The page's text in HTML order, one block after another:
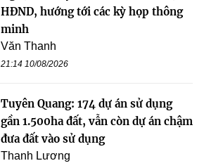
HĐND, hướng tới các kỳ họp thông
minh
Văn Thanh
21:14 10/08/2026
Tuyên Quang: 174 dự án sử dụng
gần 1.500ha đất, vẫn còn dự án chậm
đưa đất vào sử dụng
Thanh Lương